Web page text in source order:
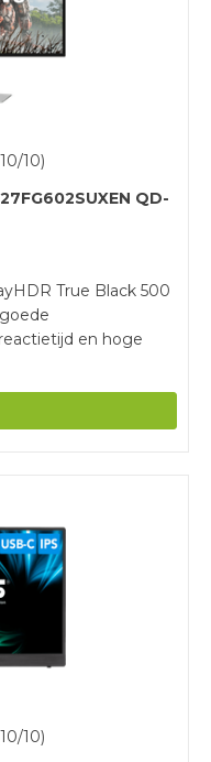
synchroon lopen
tijdens het gamen.
10/10)
QD-
True Black 500
en hoge
en overgangen
van
aan via
10/10)